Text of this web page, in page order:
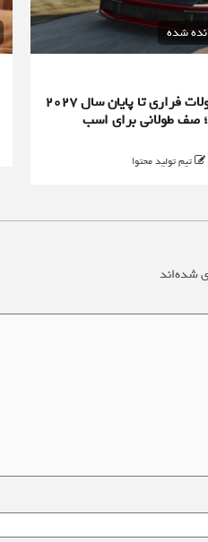
تمامی محصولات فراری تا پایان سال ۲۰۲۷
صف طولانی برای اسب
تیم تولید محتوا
شده‌اند